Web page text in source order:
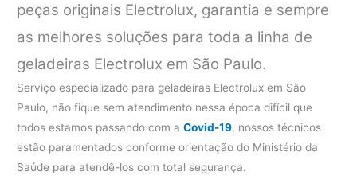
peças originais Electrolux, garantia e sempre
as melhores soluções para toda a linha de
geladeiras Electrolux em São Paulo.
Serviço especializado para geladeiras Electrolux em São
Paulo, não fique sem atendimento nessa época difícil que
todos estamos passando com aCovid-19, nossos técnicos
estão paramentados conforme orientação do Ministério da
Saúde para atendê-los com total segurança.